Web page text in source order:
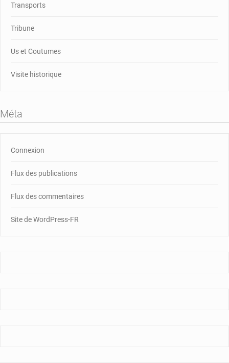
Transports
Tribune
Us et Coutumes
Visite historique
Méta
Connexion
Flux des publications
Flux des commentaires
Site de WordPress-FR